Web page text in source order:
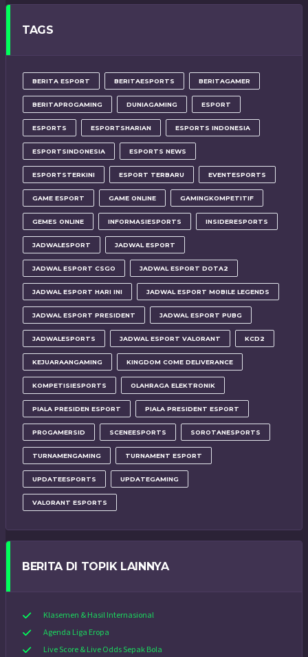
TAGS
BERITA ESPORT BERITAESPORTS BERITAGAMER
BERITAPROGAMING DUNIAGAMING ESPORT
ESPORTS ESPORTSHARIAN ESPORTS INDONESIA
ESPORTSINDONESIA ESPORTS NEWS
ESPORTSTERKINI ESPORT TERBARU EVENTESPORTS
GAME ESPORT GAME ONLINE GAMINGKOMPETITIF
GEMES ONLINE INFORMASIESPORTS INSIDERESPORTS
JADWALESPORT JADWAL ESPORT
JADWAL ESPORT CSGO JADWAL ESPORT DOTA2
JADWAL ESPORT HARI INI JADWAL ESPORT MOBILE LEGENDS
JADWAL ESPORT PRESIDENT JADWAL ESPORT PUBG
JADWALESPORTS JADWAL ESPORT VALORANT KCD2
KEJUARAANGAMING KINGDOM COME DELIVERANCE
KOMPETISIESPORTS OLAHRAGA ELEKTRONIK
PIALA PRESIDEN ESPORT PIALA PRESIDENT ESPORT
PROGAMERSID SCENEESPORTS SOROTANESPORTS
TURNAMENGAMING TURNAMENT ESPORT
UPDATEESPORTS UPDATEGAMING
VALORANT ESPORTS
BERITA DI TOPIK LAINNYA
Klasemen & Hasil Internasional
Agenda Liga Eropa
Live Score & Live Odds Sepak Bola